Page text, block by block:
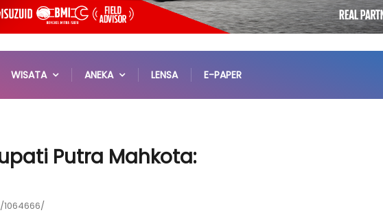
WISATA ANEKA LENSA E-PAPER
Putra Mahkota: